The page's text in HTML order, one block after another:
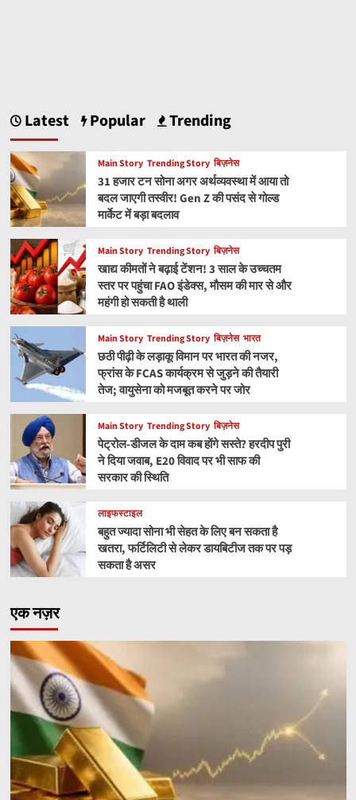
Latest Popular Trending
Main Story Trending Story बिज़नेस
31 हजार टन सोना अगर अर्थव्यवस्था में आया तो
बदल जाएगी तस्वीर! Gen Z की पसंद से गोल्ड
मार्केट में बड़ा बदलाव
Main Story Trending Story बिज़नेस
खाद्य कीमतों ने बढ़ाई टेंशन! 3 साल के उच्चतम
स्तर पर पहुंचा FAO इंडेक्स, मौसम की मार से और
महंगी हो सकती है थाली
Main Story Trending Story बिज़नेस भारत
छठी पीढ़ी के लड़ाकू विमान पर भारत की नजर,
फ्रांस के FCAS कार्यक्रम से जुड़ने की तैयारी
तेज; वायुसेना को मजबूत करने पर जोर
Main Story Trending Story बिज़नेस
पेट्रोल-डीजल के दाम कब होंगे सस्ते? हरदीप पुरी
ने दिया जवाब, E20 विवाद पर भी साफ की
सरकार की स्थिति
लाइफस्टाइल
बहुत ज्यादा सोना भी सेहत के लिए बन सकता है
खतरा, फर्टिलिटी से लेकर डायबिटीज तक पर पड़
सकता है असर
एक नज़र